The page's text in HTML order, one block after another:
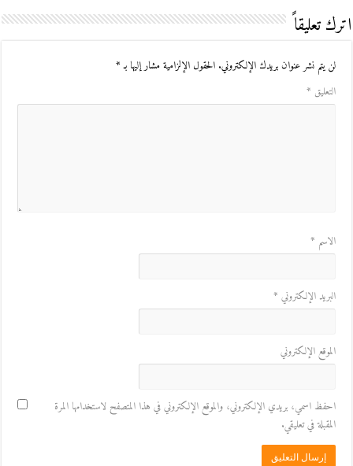
اترك تعليقاً
لن يتم نشر عنوان بريدك الإلكتروني. الحقول الإلزامية مشار إليها بـ*
التعليق *
الاسم *
البريد الإلكتروني *
الموقع الإلكتروني
احفظ اسمي، بريدي الإلكتروني، والموقع الإلكتروني في هذا المتصفح لاستخدامها المرة
المقبلة في تعليقي.